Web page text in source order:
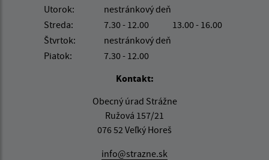
Utorok:
nestránkový deň
Streda:
7.30 - 12.00
13.00 - 16.00
Štvrtok:
nestránkový deň
Piatok:
7.30 - 12.00
Kontakt:
Obecný úrad Strážne
Ružová 157/21
076 52 Veľký Horeš
info@strazne.sk